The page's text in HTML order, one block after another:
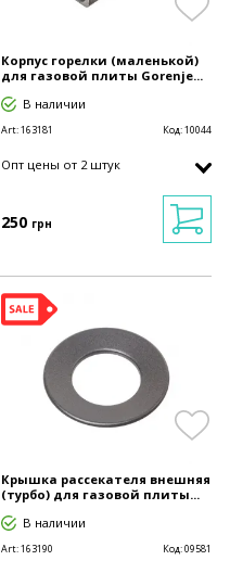
Корпус горелки (маленькой)
для газовой плиты Gorenje...
В наличии
Art:163181 Код:10044
Опт цены от 2 штук
250 грн
Крышка рассекателя внешняя
(турбо) для газовой плиты...
В наличии
Art:163190 Код:09581